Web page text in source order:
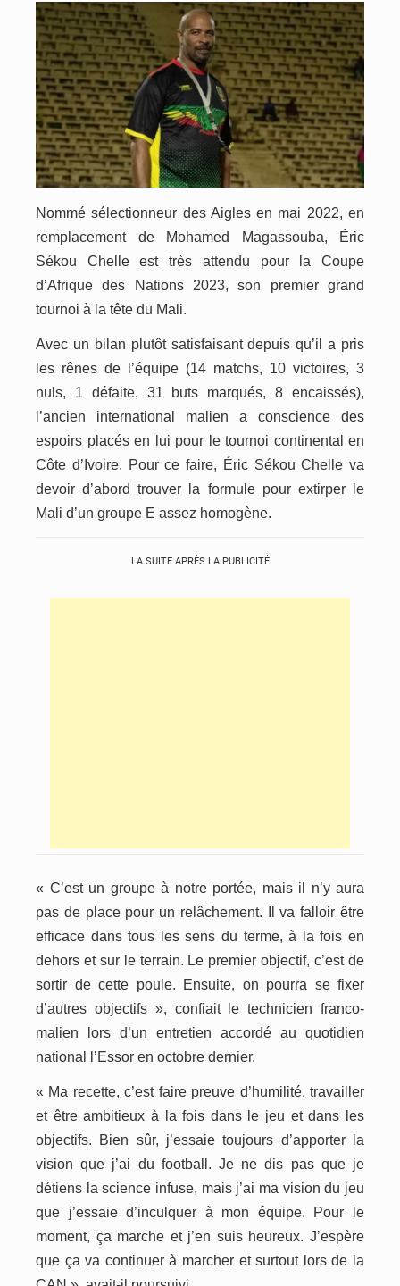
Nommé sélectionneur des Aigles en mai 2022, en
remplacement de Mohamed Magassouba, Éric
Sékou Chelle est très attendu pour la Coupe
d’Afrique des Nations 2023, son premier grand
tournoi à la tête du Mali.
Avec un bilan plutôt satisfaisant depuis qu’il a pris
les rênes de l’équipe (14 matchs, 10 victoires, 3
nuls, 1 défaite, 31 buts marqués, 8 encaissés),
l’ancien international malien a conscience des
espoirs placés en lui pour le tournoi continental en
Côte d’Ivoire. Pour ce faire, Éric Sékou Chelle va
devoir d’abord trouver la formule pour extirper le
Mali d’un groupe E assez homogène.
LA SUITE APRÈS LA PUBLICITÉ
« C’est un groupe à notre portée, mais il n’y aura
pas de place pour un relâchement. Il va falloir être
efficace dans tous les sens du terme, à la fois en
dehors et sur le terrain. Le premier objectif, c’est de
sortir de cette poule. Ensuite, on pourra se fixer
d’autres objectifs », confiait le technicien franco-
malien lors d’un entretien accordé au quotidien
national l’Essor en octobre dernier.
« Ma recette, c’est faire preuve d’humilité, travailler
et être ambitieux à la fois dans le jeu et dans les
objectifs. Bien sûr, j’essaie toujours d’apporter la
vision que j’ai du football. Je ne dis pas que je
détiens la science infuse, mais j’ai ma vision du jeu
que j’essaie d’inculquer à mon équipe. Pour le
moment, ça marche et j’en suis heureux. J’espère
que ça va continuer à marcher et surtout lors de la